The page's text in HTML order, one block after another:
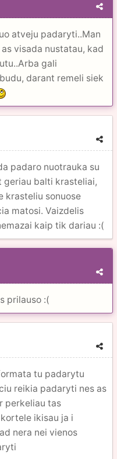
atveju padaryti..Man
visada nustatau, kad
gali
darant remeli siek
padaro nuotrauka su
geriau balti krasteliai,
krasteliu sonuose
matosi. Vaizdelis
kaip tik dariau :(
prilauso :(
tu padarytu
reikia padaryti nes as
perkeliau tas
ikisau ja i
nera nei vienos